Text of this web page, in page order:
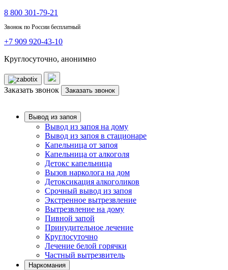
8 800 301-79-21
Звонок по России бесплатный
+7 909 920-43-10
Круглосуточно, анонимно
Заказать звонок Заказать звонок
Вывод из запоя
Вывод из запоя на дому
Вывод из запоя в стационаре
Капельница от запоя
Капельница от алкоголя
Детокс капельница
Вызов нарколога на дом
Детоксикация алкоголиков
Срочный вывод из запоя
Экстренное вытрезвление
Вытрезвление на дому
Пивной запой
Принудительное лечение
Круглосуточно
Лечение белой горячки
Частный вытрезвитель
Наркомания